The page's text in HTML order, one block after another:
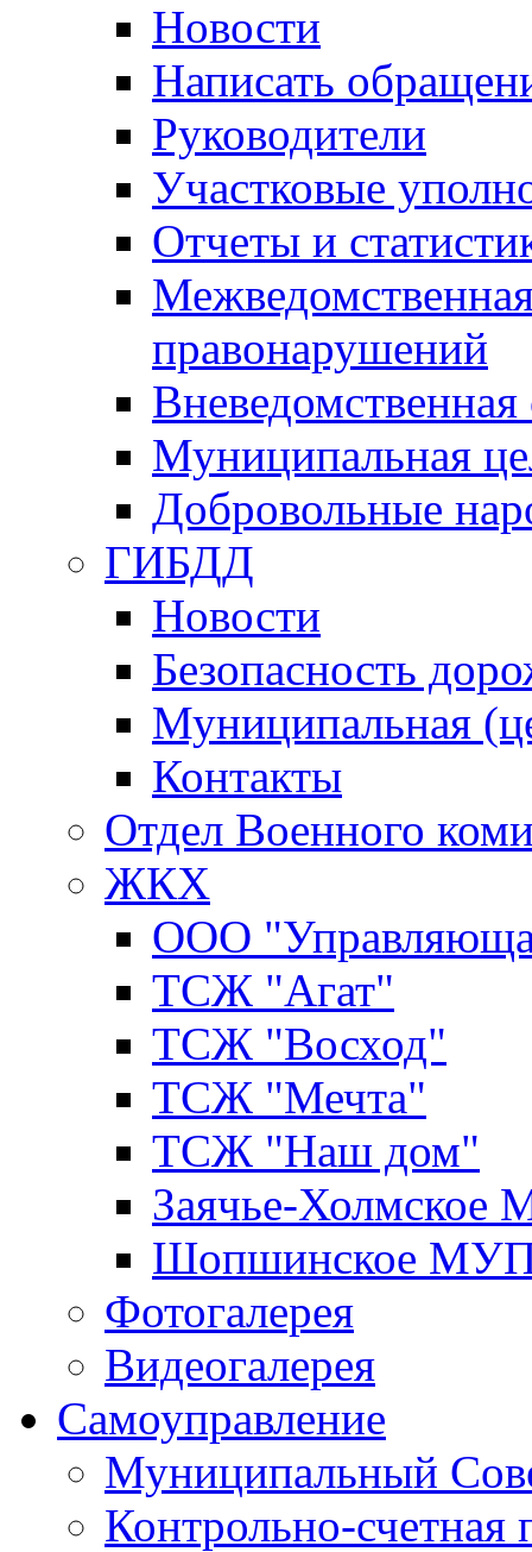
Новости
Написать
Руководители
Участковые
Отчеты и
правонарушений
Вневедомственная
Муниципальная
Добровольные
ГИБДД
Новости
Безопасность
Муниципальная
Контакты
Отдел Военного
ЖКХ
ООО
ТСЖ "Агат"
ТСЖ "Восход"
ТСЖ "Мечта"
ТСЖ "Наш дом"
Заячье-
Шопшинское
Фотогалерея
Видеогалерея
Самоуправление
Муниципальный
Контрольно-счетная